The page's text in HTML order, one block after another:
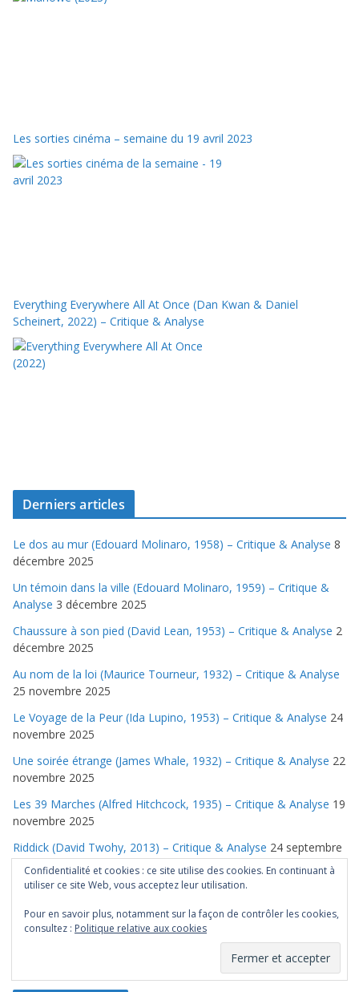
Les sorties cinéma – semaine du 19 avril 2023
Everything Everywhere All At Once (Dan Kwan & Daniel
Scheinert, 2022) – Critique & Analyse
Derniers articles
Le dos au mur (Edouard Molinaro, 1958) – Critique & Analyse 8
décembre 2025
Un témoin dans la ville (Edouard Molinaro, 1959) – Critique &
Analyse 3 décembre 2025
Chaussure à son pied (David Lean, 1953) – Critique & Analyse 2
décembre 2025
Au nom de la loi (Maurice Tourneur, 1932) – Critique & Analyse
25 novembre 2025
Le Voyage de la Peur (Ida Lupino, 1953) – Critique & Analyse 24
novembre 2025
Une soirée étrange (James Whale, 1932) – Critique & Analyse 22
novembre 2025
Les 39 Marches (Alfred Hitchcock, 1935) – Critique & Analyse 19
novembre 2025
Riddick (David Twohy, 2013) – Critique & Analyse 24 septembre
2025
Les Chroniques de Riddick (David Twohy, 2004) – Critique &
Analyse
26 août 2025
Pitch Black (David Twohy, 2000) – Critique & Analyse
Confidentialité et cookies : ce site utilise des cookies. En continuant à
utiliser ce site Web, vous acceptez leur utilisation.
Pour en savoir plus, notamment sur la façon de contrôler les cookies,
consultez : Politique relative aux cookies